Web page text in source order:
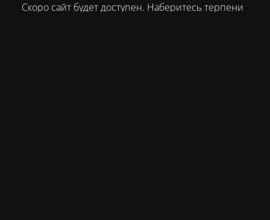
Скоро сайт будет доступен. Наберитесь терпения